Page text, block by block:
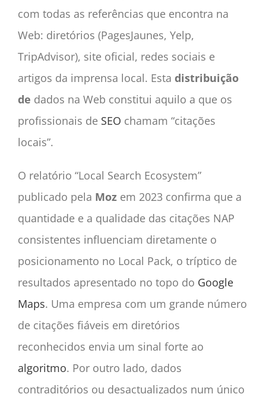
com todas as referências que encontra na
Web: diretórios (PagesJaunes, Yelp,
TripAdvisor), site oficial, redes sociais e
artigos da imprensa local. Esta distribuição
de dados na Web constitui aquilo a que os
profissionais de SEO chamam “citações
locais”.
O relatório “Local Search Ecosystem”
publicado pela Moz em 2023 confirma que a
quantidade e a qualidade das citações NAP
consistentes influenciam diretamente o
posicionamento no Local Pack, o tríptico de
resultados apresentado no topo do Google
Maps. Uma empresa com um grande número
de citações fiáveis em diretórios
reconhecidos envia um sinal forte ao
algoritmo. Por outro lado, dados
contraditórios ou desactualizados num único